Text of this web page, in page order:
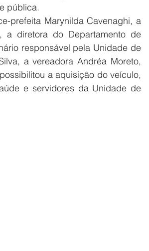
pública.
prefeita Marynilda Cavenaghi, a
a diretora do Departamento de
responsável pela Unidade de
a vereadora Andréa Moreto,
a aquisição do veículo,
e servidores da Unidade de